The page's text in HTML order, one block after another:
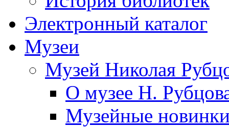
Электронный каталог
Музеи
Музей Николая
О музее Н.
Музейные